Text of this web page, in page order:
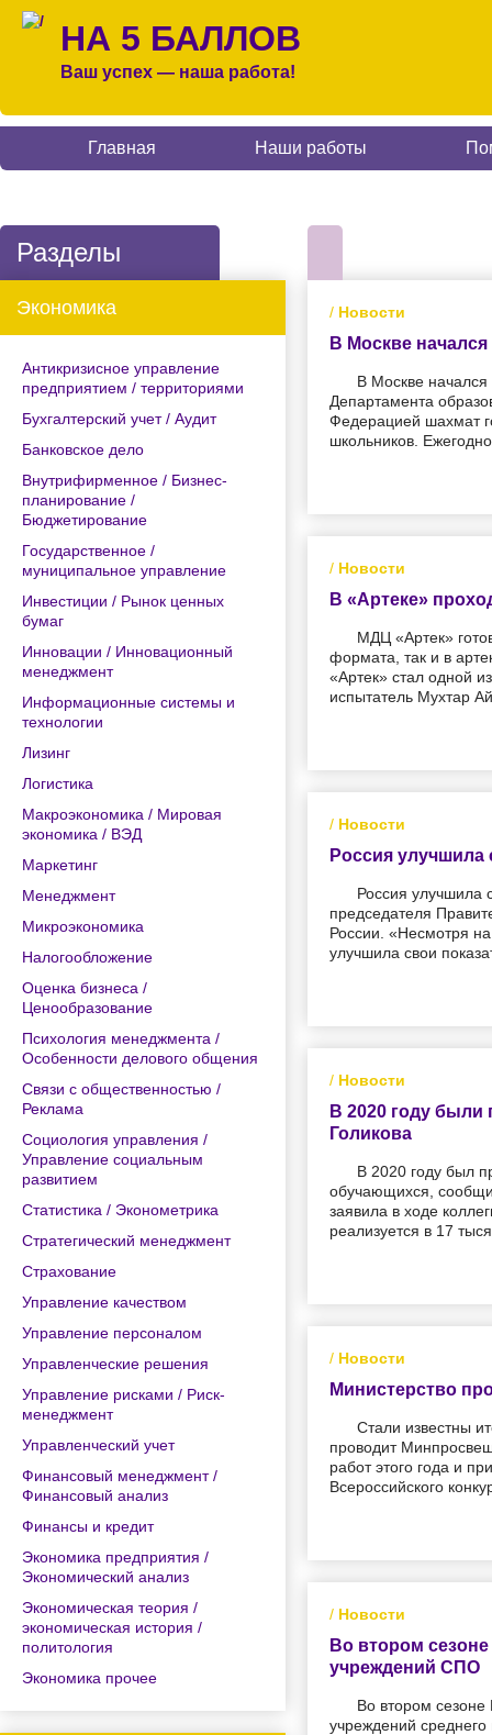
НА 5 БАЛЛОВ
Ваш успех — наша работа!
Главная Наши работы
Разделы
Экономика
Антикризисное управление
предприятием / территориями
Бухгалтерский учет / Аудит
Банковское дело
Внутрифирменное / Бизнес-
планирование /
Бюджетирование
Государственное /
муниципальное управление
Инвестиции / Рынок ценных
бумаг
Инновации / Инновационный
менеджмент
Информационные системы и
технологии
Лизинг
Логистика
Макроэкономика / Мировая
экономика / ВЭД
Маркетинг
Менеджмент
Микроэкономика
Налогообложение
Оценка бизнеса /
Ценообразование
Психология менеджмента /
Особенности делового общения
Связи с общественностью /
Реклама
Социология управления /
Управление социальным
развитием
Статистика / Эконометрика
Стратегический менеджмент
Страхование
Управление качеством
Управление персоналом
Управленческие решения
Управление рисками / Риск-
менеджмент
Управленческий учет
Финансовый менеджмент /
Финансовый анализ
Финансы и кредит
Экономика предприятия /
Экономический анализ
Экономическая теория /
экономическая история /
политология
Экономика прочее
/ Новости
В Москве
В Москве
Департамента
Федерацией шахмат
школьников.
/ Новости
В «Артеке»
МДЦ «Артек»
формата, так и в
«Артек» стал одной
испытатель Мухтар
/ Новости
Россия улучшила
Россия улучшила
председателя
России. «Несмотря
улучшила свои
/ Новости
В 2020 году были
Голикова
В 2020 году был
обучающихся,
заявила в ходе
реализуется в 17
/ Новости
Министерство
Стали известны
проводит
работ этого года и
Всероссийского
/ Новости
Во втором
учреждений СПО
Во втором сезоне
учреждений среднего